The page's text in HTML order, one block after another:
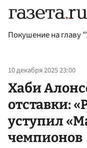
Покушение на главу
10 декабря 2025 23:00
Хаби
отставки:
уступил
чемпионов